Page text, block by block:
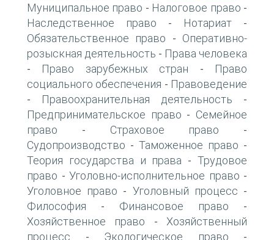
Муниципальное право - Налоговое право -
Наследственное право - Нотариат -
Обязательственное право - Оперативно-
розыскная деятельность - Права человека
- Право зарубежных стран -
Право
социального обеспечения - Правоведение
- Правоохранительная деятельность -
Предпринимательское право - Семейное
право - Страховое право -
Судопроизводство - Таможенное право -
Теория государства и права -Трудовое
право - Уголовно-исполнительное право -
Уголовное право - Уголовный процесс -
Философия - Финансовое право -
Хозяйственное право - Хозяйственный
процесс - Экологическое право -